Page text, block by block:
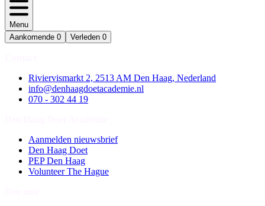
Menu
Aankomende 0 Verleden 0
Riviervismarkt 2, 2513 AM Den Haag, Nederland
info@denhaagdoetacademie.nl
070 - 302 44 19
Aanmelden nieuwsbrief
Den Haag Doet
PEP Den Haag
Volunteer The Hague